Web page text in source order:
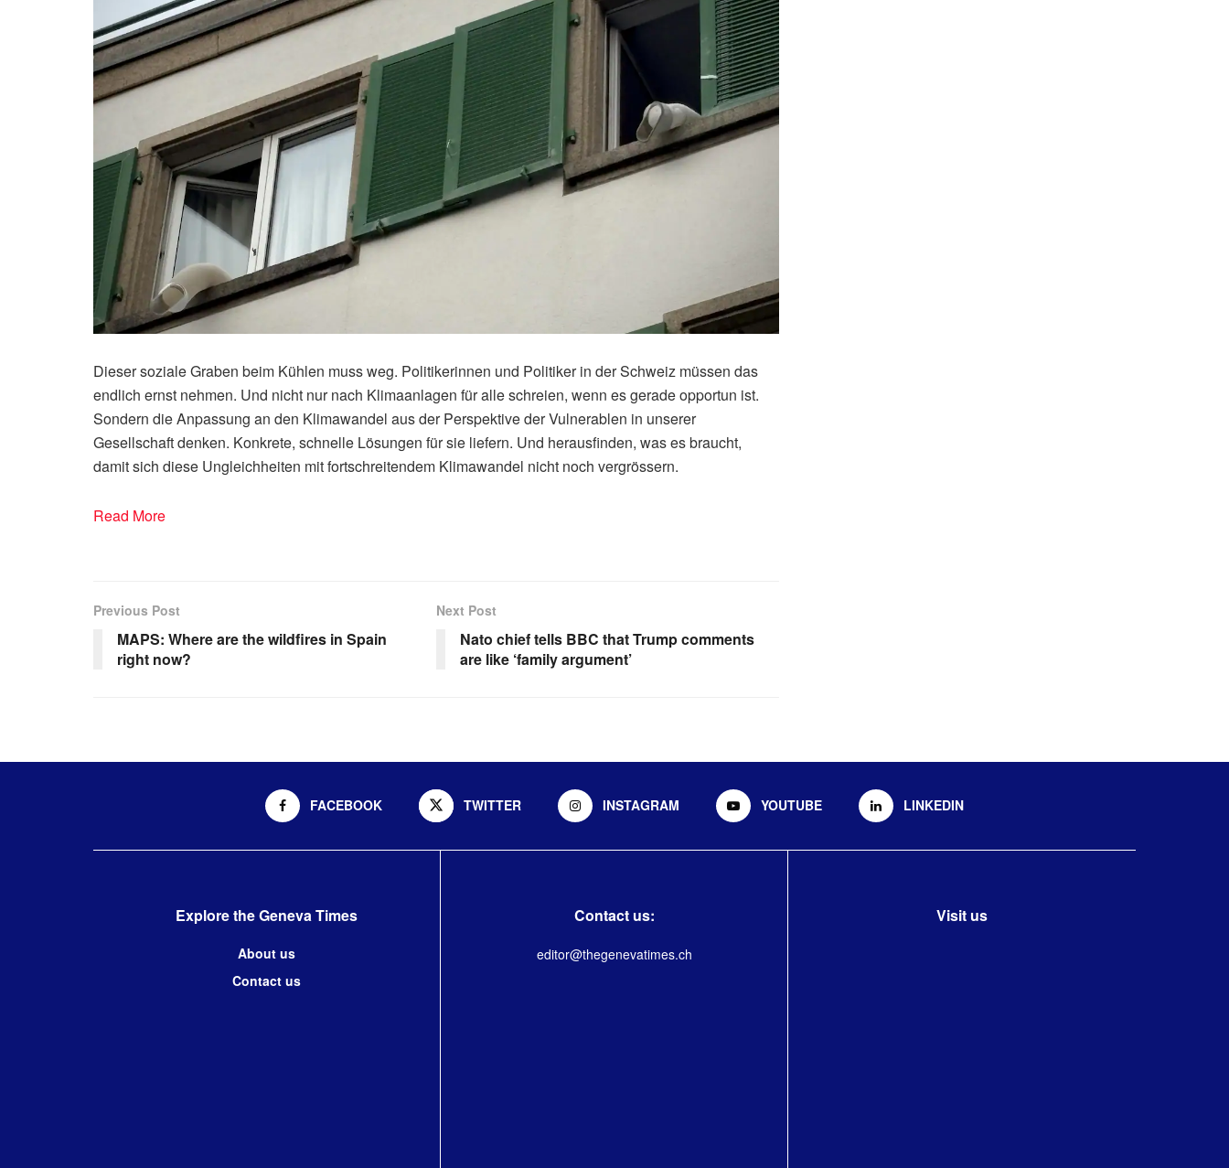
Dieser soziale Graben beim Kühlen muss weg. Politikerinnen und Politiker in der Schweiz müssen das
endlich ernst nehmen. Und nicht nur nach Klimaanlagen für alle schreien, wenn es gerade opportun ist.
Sondern die Anpassung an den Klimawandel aus der Perspektive der Vulnerablen in unserer
Gesellschaft denken. Konkrete, schnelle Lösungen für sie liefern. Und herausfinden, was es braucht,
damit sich diese Ungleichheiten mit fortschreitendem Klimawandel nicht noch vergrössern.
Read More
Previous Post
MAPS: Where are the wildfires in Spain
right now?
Next Post
Nato chief tells BBC that Trump comments
are like ‘family argument’
FACEBOOK TWITTER INSTAGRAM YOUTUBE LINKEDIN
Explore the Geneva Times
About us
Contact us
Contact us:
editor@thegenevatimes.ch
Visit us